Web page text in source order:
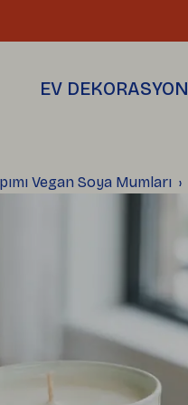
EV DEKORASYON
Vegan Soya Mumları